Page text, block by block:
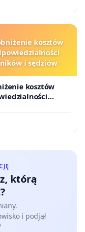
kosztów
i sędziów
kosztów
i sędziów
którą
i podjął